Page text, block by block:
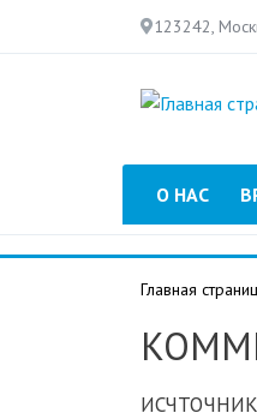
123242,
О НАС
Главная
ИСЧТОЧНИК